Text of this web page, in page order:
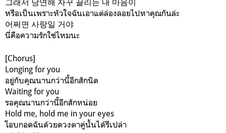
그래서 당연해 자꾸 끌리는 내 마음이
หรือเป็นเพราะหัวใจฉันเอาแต่ล่องลอยไปหาคุณกันล่ะ
어쩌면 사랑일 거야
นี่คือความรักใช่ไหมนะ
[Chorus]
Longing for you
อยู่กับคุณนานกว่านี้อีกสักนิด
Waiting for you
รอคุณนานกว่านี้อีกสักหน่อย
Hold me, hold me in your eyes
โอบกอดฉันด้วยดวงตาคู่นั้นได้รึเปล่า